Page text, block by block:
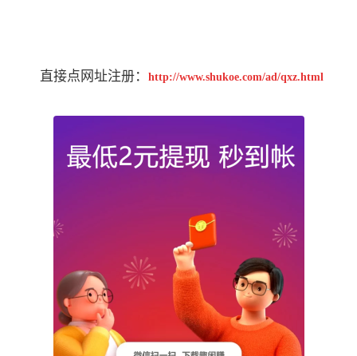
直接点网址注册： http://www.shukoe.com/ad/qxz.html